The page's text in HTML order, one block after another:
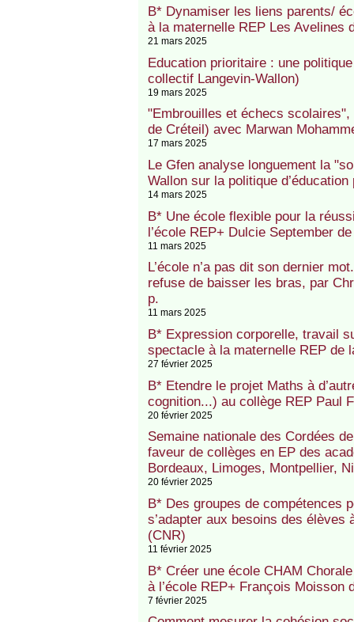
B* Dynamiser les liens parents/
à la maternelle REP Les Avelines
21 mars 2025
Education prioritaire : une
collectif Langevin-Wallon)
19 mars 2025
"Embrouilles et échecs scolaires",
de Créteil) avec Marwan
17 mars 2025
Le Gfen analyse longuement la
Wallon sur la politique d’éducation
14 mars 2025
B* Une école flexible pour la
l’école REP+ Dulcie September
11 mars 2025
L’école n’a pas dit son dernier
refuse de baisser les bras, par
p.
11 mars 2025
B* Expression corporelle, travail
spectacle à la maternelle REP de
27 février 2025
B* Etendre le projet Maths à
cognition...) au collège REP Paul
20 février 2025
Semaine nationale des Cordées
faveur de collèges en EP des
Bordeaux, Limoges, Montpellier,
20 février 2025
B* Des groupes de compétences
s’adapter aux besoins des élèves
(CNR)
11 février 2025
B* Créer une école CHAM
à l’école REP+ François Moisson
7 février 2025